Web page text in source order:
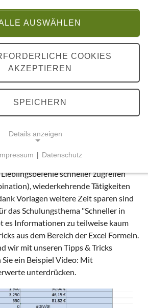
und
arbeiten
Unser Tipps & Tricks
Schulung
sowie Expertenwissen, dass
noch wichtiger für Ihr
Die wichtigsten Excel Dateien jederzeit
schneller zugreifen
wiederkehrende Tätigkeiten
Vorlagen weitere Zeit sparen sind
das Schulungsthema "Schneller in
es Informationen zu teilweise kaum
aus dem Bereich der Excel Formeln.
wir mit unseren Tipps & Tricks
ein Beispiel Video: Mit
unterdrücken.
AUSWÄHLEN
COOKIES
AKZEPTIEREN
SPEICHERN
Details anzeigen
ermöglichen grundlegende
sind für die einwandfreie Funktion
Cookie
speichert die ausgewählten
Optionen des Benutzers
| Datenschutz